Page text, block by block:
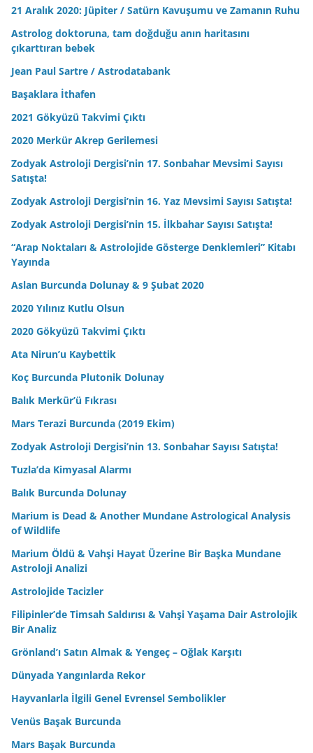
21 Aralık 2020: Jüpiter / Satürn Kavuşumu ve Zamanın Ruhu
Astrolog doktoruna, tam doğduğu anın haritasını
çıkarttıran bebek
Jean Paul Sartre / Astrodatabank
Başaklara İthafen
2021 Gökyüzü Takvimi Çıktı
2020 Merkür Akrep Gerilemesi
Zodyak Astroloji Dergisi’nin 17. Sonbahar Mevsimi Sayısı
Satışta!
Zodyak Astroloji Dergisi’nin 16. Yaz Mevsimi Sayısı Satışta!
Zodyak Astroloji Dergisi’nin 15. İlkbahar Sayısı Satışta!
“Arap Noktaları & Astrolojide Gösterge Denklemleri” Kitabı
Yayında
Aslan Burcunda Dolunay & 9 Şubat 2020
2020 Yılınız Kutlu Olsun
2020 Gökyüzü Takvimi Çıktı
Ata Nirun’u Kaybettik
Koç Burcunda Plutonik Dolunay
Balık Merkür’ü Fıkrası
Mars Terazi Burcunda (2019 Ekim)
Zodyak Astroloji Dergisi’nin 13. Sonbahar Sayısı Satışta!
Tuzla’da Kimyasal Alarmı
Balık Burcunda Dolunay
Marium is Dead & Another Mundane Astrological Analysis
of Wildlife
Marium Öldü & Vahşi Hayat Üzerine Bir Başka Mundane
Astroloji Analizi
Astrolojide Tacizler
Filipinler’de Timsah Saldırısı & Vahşi Yaşama Dair Astrolojik
Bir Analiz
Grönland’ı Satın Almak & Yengeç – Oğlak Karşıtı
Dünyada Yangınlarda Rekor
Hayvanlarla İlgili Genel Evrensel Sembolikler
Venüs Başak Burcunda
Mars Başak Burcunda